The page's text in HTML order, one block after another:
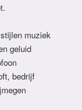
muziek
geluid
bedrijf